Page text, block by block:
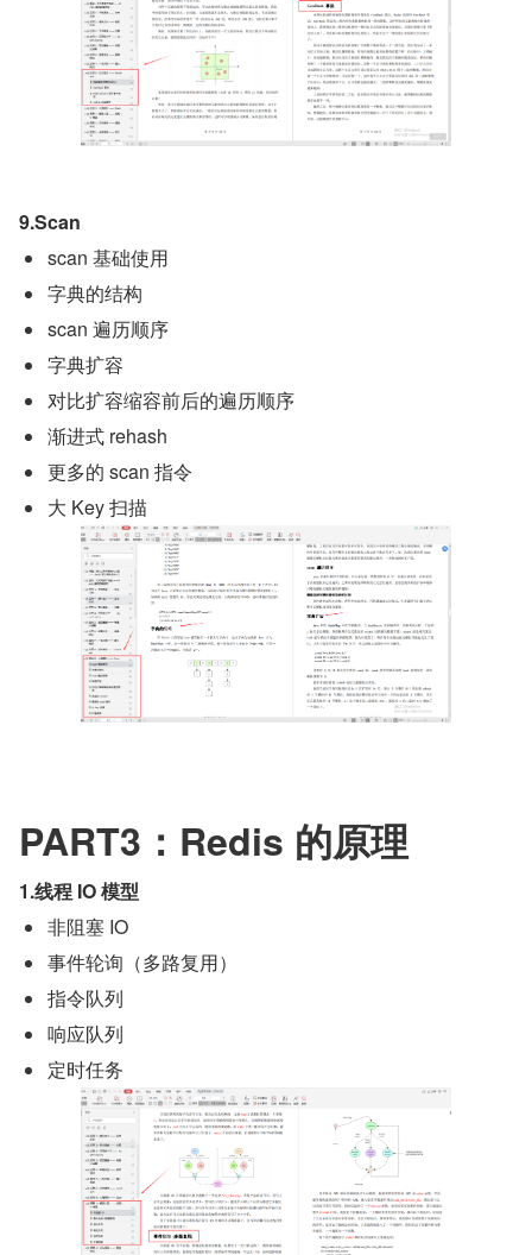
9.Scan
scan 基础使用
字典的结构
scan 遍历顺序
字典扩容
对比扩容缩容前后的遍历顺序
渐进式 rehash
更多的 scan 指令
大 Key 扫描
PART3：Redis 的原理
1.线程 IO 模型
非阻塞 IO
事件轮询（多路复用）
指令队列
响应队列
定时任务